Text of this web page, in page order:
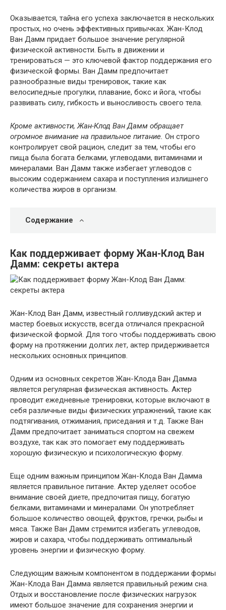
Оказывается, тайна его успеха заключается в нескольких
простых, но очень эффективных привычках. Жан-Клод
Ван Дамм придает большое значение регулярной
физической активности. Быть в движении и
тренироваться — это ключевой фактор поддержания его
физической формы. Ван Дамм предпочитает
разнообразные виды тренировок, такие как
велосипедные прогулки, плавание, бокс и йога, чтобы
развивать силу, гибкость и выносливость своего тела.
Кроме активности, Жан-Клод Ван Дамм обращает
огромное внимание на правильное питание. Он строго
контролирует свой рацион, следит за тем, чтобы его
пища была богата белками, углеводами, витаминами и
минералами. Ван Дамм также избегает углеводов с
высоким содержанием сахара и поступления излишнего
количества жиров в организм.
Содержание
Как поддерживает форму Жан-Клод Ван
Дамм: секреты актера
Жан-Клод Ван Дамм, известный голливудский актер и
мастер боевых искусств, всегда отличался прекрасной
физической формой. Для того чтобы поддерживать свою
форму на протяжении долгих лет, актер придерживается
нескольких основных принципов.
Одним из основных секретов Жан-Клода Ван Дамма
является регулярная физическая активность. Актер
проводит ежедневные тренировки, которые включают в
себя различные виды физических упражнений, такие как
подтягивания, отжимания, приседания и т.д. Также Ван
Дамм предпочитает заниматься спортом на свежем
воздухе, так как это помогает ему поддерживать
хорошую физическую и психологическую форму.
Еще одним важным принципом Жан-Клода Ван Дамма
является правильное питание. Актер уделяет особое
внимание своей диете, предпочитая пищу, богатую
белками, витаминами и минералами. Он употребляет
большое количество овощей, фруктов, гречки, рыбы и
мяса. Также Ван Дамм стремится избегать углеводов,
жиров и сахара, чтобы поддерживать оптимальный
уровень энергии и физическую форму.
Следующим важным компонентом в поддержании формы
Жан-Клода Ван Дамма является правильный режим сна.
Отдых и восстановление после физических нагрузок
имеют большое значение для сохранения энергии и